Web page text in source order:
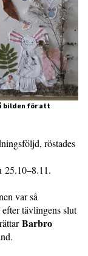
bilden för att
röstades
25.10–8.11.
var så
tävlingens slut
Barbro